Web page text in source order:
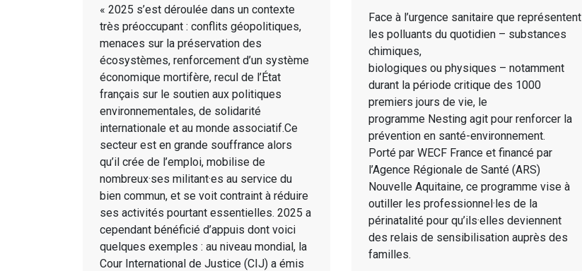
« 2025 s’est déroulée dans un contexte
très préoccupant : conflits géopolitiques,
menaces sur la préservation des
écosystèmes, renforcement d’un système
économique mortifère, recul de l’État
français sur le soutien aux politiques
environnementales, de solidarité
internationale et au monde associatif.Ce
secteur est en grande souffrance alors
qu’il crée de l’emploi, mobilise de
nombreux·ses militant·es au service du
bien commun, et se voit contraint à réduire
ses activités pourtant essentielles. 2025 a
cependant bénéficié d’appuis dont voici
quelques exemples : au niveau mondial, la
Cour International de Justice (CIJ) a émis
Face à l’urgence sanitaire que représentent
les polluants du quotidien – substances
chimiques,
biologiques ou physiques – notamment
durant la période critique des 1000
premiers jours de vie, le
programme Nesting agit pour renforcer la
prévention en santé-environnement.
Porté par WECF France et financé par
l’Agence Régionale de Santé (ARS)
Nouvelle Aquitaine, ce programme vise à
outiller les professionnel·les de la
périnatalité pour qu’ils·elles deviennent
des relais de sensibilisation auprès des
familles.